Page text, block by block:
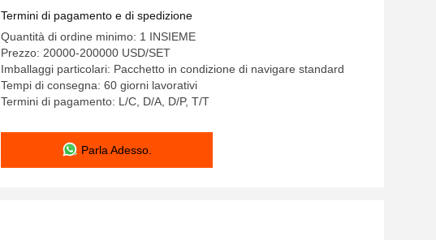
Termini di pagamento e di spedizione
Quantità di ordine minimo: 1 INSIEME
Prezzo: 20000-200000 USD/SET
Imballaggi particolari: Pacchetto in condizione di navigare standard
Tempi di consegna: 60 giorni lavorativi
Termini di pagamento: L/C, D/A, D/P, T/T
Parla Adesso.